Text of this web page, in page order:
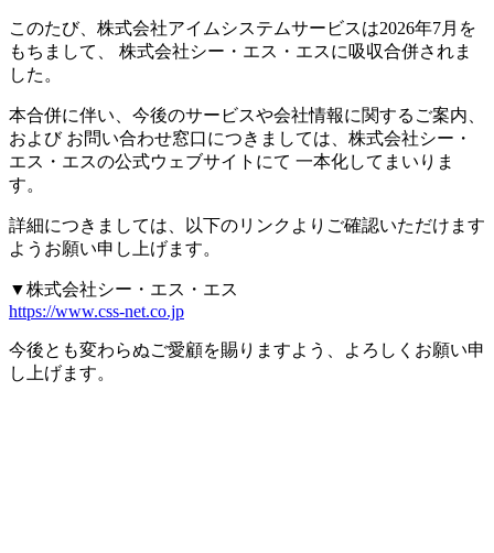
このたび、株式会社アイムシステムサービスは2026年7月を
もちまして、
株式会社シー・エス・エスに吸収合併されま
した。
本合併に伴い、今後のサービスや会社情報に関するご案内、
およびお問い合わせ窓口につきましては、株式会社シー・
エス・エスの公式ウェブサイトにて 一本化してまいりま
す。
詳細につきましては、以下のリンクよりご確認いただけます
ようお願い申し上げます。
▼株式会社シー・エス・エス
https://www.css-net.co.jp
今後とも変わらぬご愛顧を賜りますよう、よろしくお願い申
し上げます。